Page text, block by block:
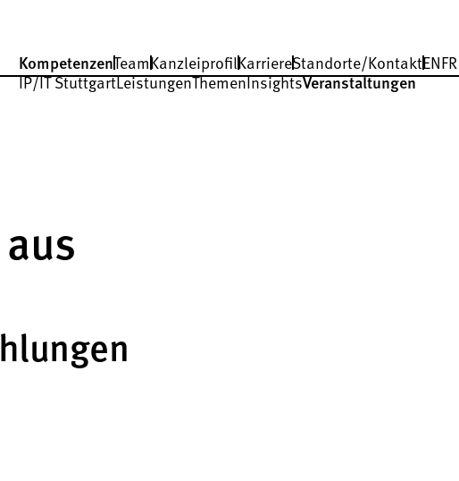
KompetenzenTeam KanzleiprofilKarriereStandorte/KontaktENFR
IP/IT StuttgartLeistungenThemenInsightsVeranstaltungen